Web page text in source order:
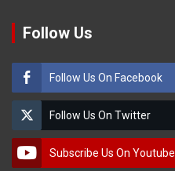
Follow Us
Follow Us On Facebook
Follow Us On Twitter
Subscribe Us On Youtube